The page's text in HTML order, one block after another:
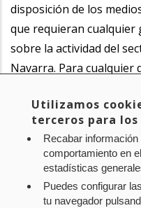
disposición de los
que requieran cualquier
sobre la actividad del
Navarra. Para cualquier
Itxaso Laita Apesteguía
Dirección de
848.420.872
comunicacion@cpen.es
Utilizamos
terceros para
Recabar
comportamiento en
estadísticas
Puedes configurar
tu navegador